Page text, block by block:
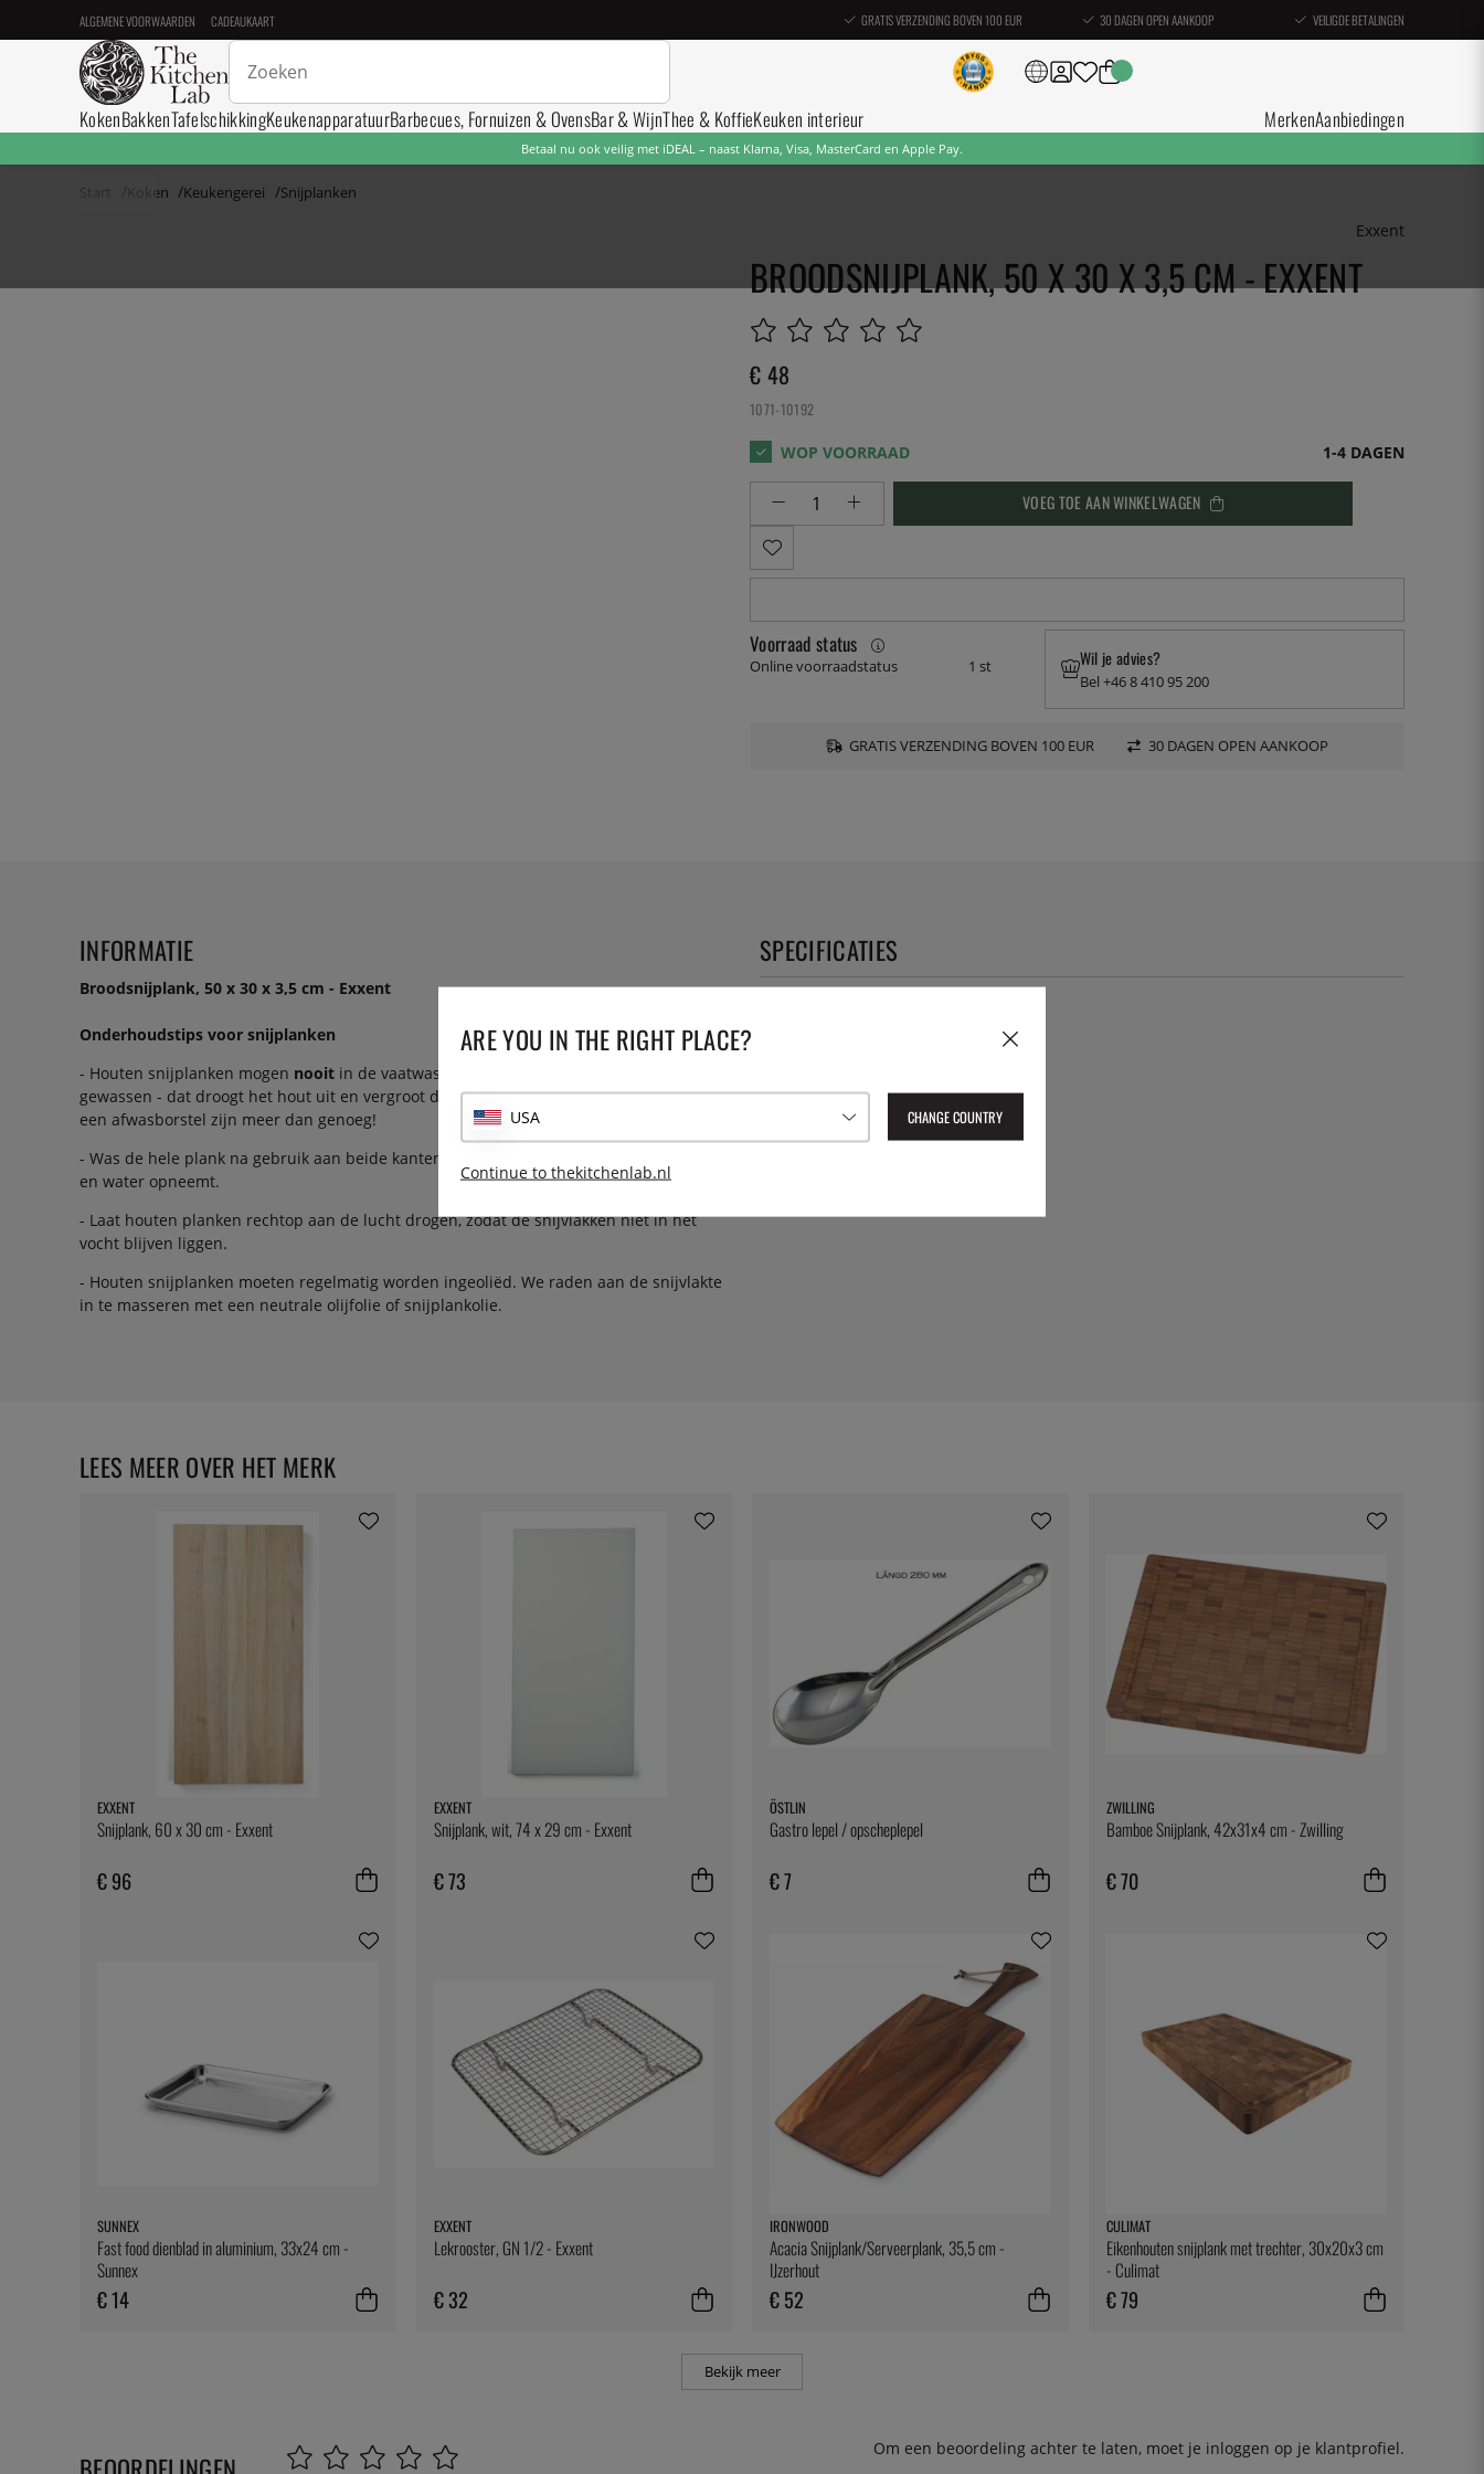
ALGEMENE VOORWAARDEN CADEAUKAART GRATIS VERZENDING BOVEN 100 EUR 30 DAGEN OPEN AANKOOP VEILIGDE BETALINGEN
KokenBakkenTafelschikkingKeukenapparatuurBarbecues, Fornuizen & OvensBar & WijnThee & KoffieKeuken interieur MerkenAanbiedingen
Betaal nu ook veilig met iDEAL – naast Klarna, Visa, MasterCard en Apple Pay.
Start Koken Keukengerei Snijplanken
Exxent
BROODSNIJPLANK, 50 X 30 X 3,5 CM - EXXENT
€ 48
1071-10192
1-4 DAGEN
VOEG TOE AAN WINKELWAGEN
Voorraad status
Online voorraadstatus 1 st Wil je advies?
Bel +46 8 410 95 200
GRATIS VERZENDING BOVEN 100 EUR 30 DAGEN OPEN AANKOOP
INFORMATIE
Broodsnijplank, 50 x 30 x 3,5 cm - Exxent
Onderhoudstips voor snijplanken
- Houten snijplanken mogen nooit in de vaatwasser of met afwasmiddel worden
gewassen - dat droogt het hout uit en vergroot de kans op scheuren. Warm water en
een afwasborstel zijn meer dan genoeg!
- Was de hele plank na gebruik aan beide kanten, zodat niet alleen een deel nat wordt
en water opneemt.
- Laat houten planken rechtop aan de lucht drogen, zodat de snijvlakken niet in het
vocht blijven liggen.
- Houten snijplanken moeten regelmatig worden ingeoliëd. We raden aan de snijvlakte
in te masseren met een neutrale olijfolie of snijplankolie.
SPECIFICATIES
EXXENT
Snijplank, 60 x 30 cm - Exxent
€ 96
EXXENT
Snijplank, wit, 74 x 29 cm - Exxent
€ 73
ÖSTLIN
Gastro lepel / opscheplepel
€ 7
ZWILLING
Bamboe Snijplank, 42x31x4 cm - Zwilling
€ 70
SUNNEX
Fast food dienblad in aluminium, 33x24 cm -
Sunnex
€ 14
EXXENT
Lekrooster, GN 1/2 - Exxent
€ 32
IRONWOOD
Acacia Snijplank/Serveerplank, 35,5 cm -
IJzerhout
€ 52
CULIMAT
Eikenhouten snijplank met trechter, 30x20x3 cm
- Culimat
€ 79
Bekijk meer
LEES MEER OVER HET MERK
Om een beoordeling achter te laten, moet je inloggen op je klantprofiel.
ARE YOU IN THE RIGHT PLACE?
USA CHANGE COUNTRY
Continue to thekitchenlab.nl